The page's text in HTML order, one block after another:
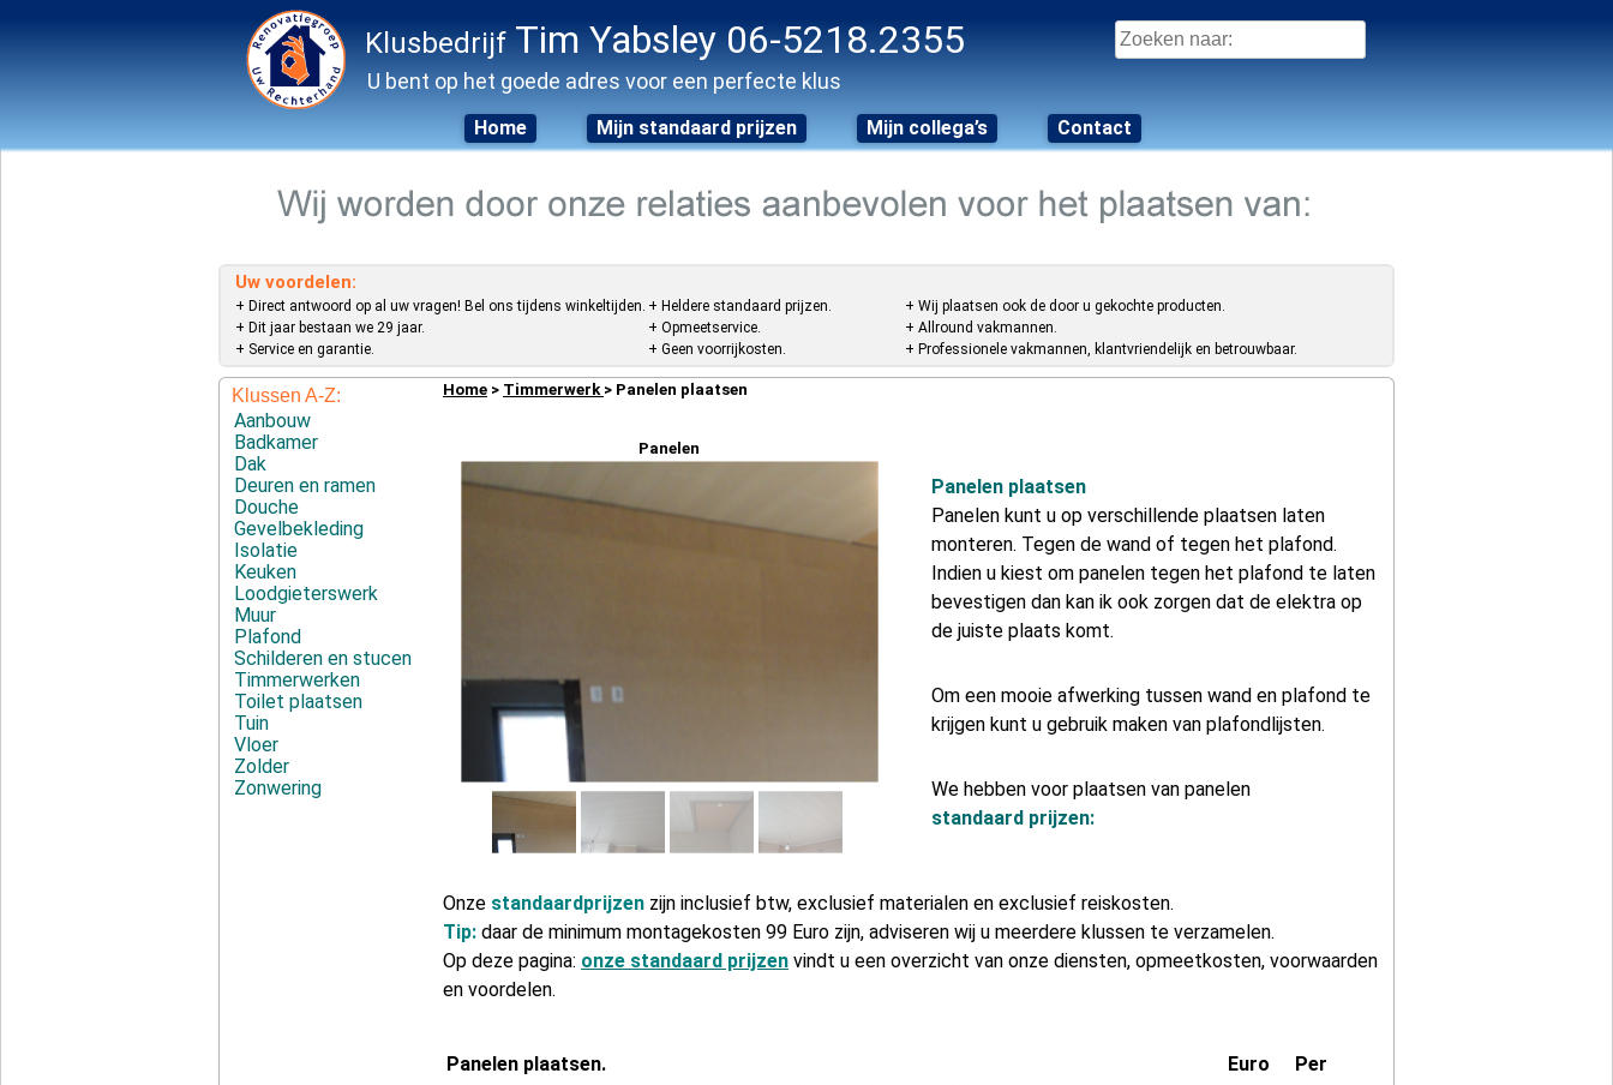
Klusbedrijf Tim Yabsley 06-5218.2355
U bent op het goede adres voor een perfecte klus
Zoeken
naar:
Home Mijn standaard prijzen Mijn collega’s Contact
Uw voordelen:
+ Direct antwoord op al uw vragen! Bel ons tijdens winkeltijden.
+ Dit jaar bestaan we 29 jaar.
+ Service en garantie.
+ Heldere standaard prijzen.
+ Opmeetservice.
+ Geen voorrijkosten.
+ Wij plaatsen ook de door u gekochte producten.
+ Allround vakmannen.
+ Professionele vakmannen, klantvriendelijk en betrouwbaar.
Klussen A-Z:
Aanbouw
Badkamer
Dak
Deuren en ramen
Douche
Gevelbekleding
Isolatie
Keuken
Loodgieterswerk
Muur
Plafond
Schilderen en stucen
Timmerwerken
Toilet plaatsen
Tuin
Vloer
Zolder
Zonwering
Home > Timmerwerk > Panelen plaatsen
Panelen
Panelen plaatsen
Panelen kunt u op verschillende plaatsen laten
monteren. Tegen de wand of tegen het plafond.
Indien u kiest om panelen tegen het plafond te laten
bevestigen dan kan ik ook zorgen dat de elektra op
de juiste plaats komt.
Om een mooie afwerking tussen wand en plafond te
krijgen kunt u gebruik maken van plafondlijsten.
We hebben voor plaatsen van panelen
standaard prijzen:
Onze standaardprijzen zijn inclusief btw, exclusief materialen en exclusief reiskosten.
Tip: daar de minimum montagekosten 99 Euro zijn, adviseren wij u meerdere klussen te verzamelen.
Op deze pagina: onze standaard prijzen vindt u een overzicht van onze diensten, opmeetkosten, voorwaarden
en voordelen.
Panelen plaatsen. Euro
Per